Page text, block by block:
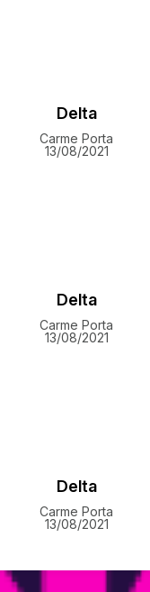
Delta
Carme Porta
13/08/2021
Delta
Carme Porta
13/08/2021
Delta
Carme Porta
13/08/2021